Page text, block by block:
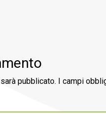
pubblicato. I campi